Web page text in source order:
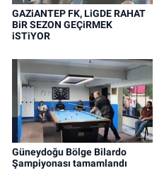
GAZiANTEP FK, LiGDE RAHAT
BiR SEZON GEÇiRMEK
iSTiYOR
Güneydoğu Bölge Bilardo
Şampiyonası tamamlandı